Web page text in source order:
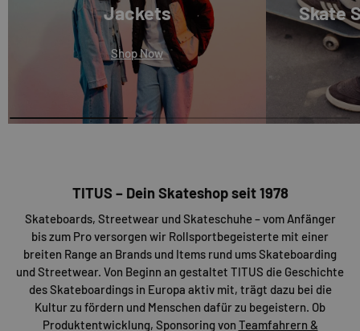
Jackets
Shop Now
Skate
TITUS – Dein Skateshop seit 1978
Skateboards, Streetwear und Skateschuhe – vom Anfänger
bis zum Pro versorgen wir Rollsportbegeisterte mit einer
breiten Range an Brands und Items rund ums Skateboarding
und Streetwear. Von Beginn an gestaltet TITUS die Geschichte
des Skateboardings in Europa aktiv mit, trägt dazu bei die
Kultur zu fördern und Menschen dafür zu begeistern. Ob
Produktentwicklung, Sponsoring von Teamfahrern &